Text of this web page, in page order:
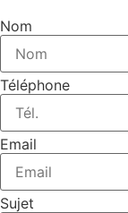
Nom
Téléphone
Email
Sujet